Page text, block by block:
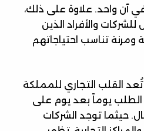
في آن واحد. علاوة على ذلك،
للشركات والأفراد الذين
تناسب احتياجاتهم
القلب التجاري للمملكة
الطلب يوماً بعد يوم على
حيثما توجد الشركات